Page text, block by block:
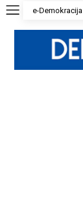
e-Demokracija